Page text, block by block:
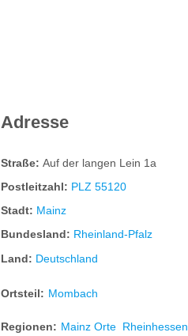
Adresse
Straße:Auf der langen Lein 1a
Postleitzahl: PLZ 55120
Stadt: Mainz
Bundesland: Rheinland-Pfalz
Land: Deutschland
Ortsteil: Mombach
Regionen: Mainz Orte Rheinhessen